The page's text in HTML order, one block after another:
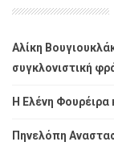
Αλίκη
συγκλονιστική
Η Ελένη Φουρέιρα
Πηνελόπη